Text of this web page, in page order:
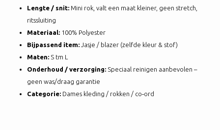
Lengte / snit: Mini rok, valt een maat kleiner, geen stretch,
ritssluiting
Materiaal: 100% Polyester
Bijpassend item: Jasje / blazer (zelfde kleur & stof)
Maten: S tm L
Onderhoud / verzorging: Speciaal reinigen aanbevolen –
geen was/draag garantie
Categorie: Dames kleding / rokken / co‑ord